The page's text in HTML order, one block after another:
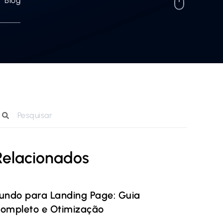
para Landing Page: Guia
e Otimização